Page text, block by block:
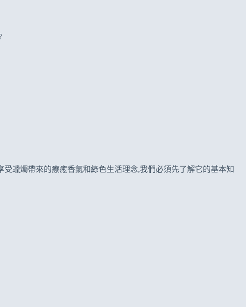
蠟燭帶來的療癒香氣和綠色生活理念,我們必須先了解它的基本知